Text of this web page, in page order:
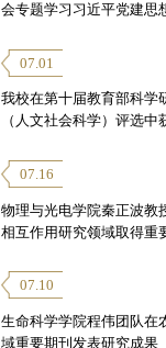
会专题学习习近平党建思
07.01
我校在第十届教育部科学
（人文社会科学）评选中
07.16
物理与光电学院秦正波教
相互作用研究领域取得重
07.10
生命科学学院程伟团队在
域重要期刊发表研究成果